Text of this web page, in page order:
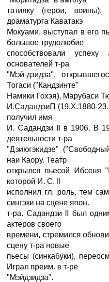
татияку (герои, воины).
драматурга Каватакэ
Мокуами, выступал в его
большое трудолюбие
способствовали
основателей т-ра
"Мэй-дзидза",
Тогаси ("Кандзинте"
Намики Гохэя), Марубаси
И.СадандзиП (19.X.1880-
получил имя
И. Садандзи II в 1906. В
деятельности т-ра
"Дзиюгэкидзе"
наи Каору. Театр
открылся пьесой Ибсеня
которой И. С. II
исполнил гл. роль, тем
сингэки на сцене япон.
т-ра. Садандзи II был
актеров своего
времени, стремился
сцену т-ра новые
пьесы (синкабуки),
Играл преим. в т-ре
"Мэйдзидза".